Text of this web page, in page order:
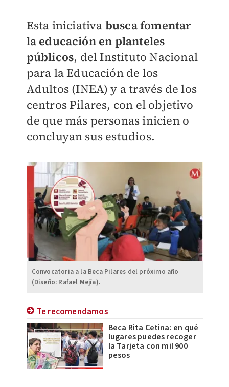
Esta iniciativa busca fomentar
la educación en planteles
públicos, del Instituto Nacional
para la Educación de los
Adultos (INEA) y a través de los
centros Pilares, con el objetivo
de que más personas inicien o
concluyan sus estudios.
Convocatoria a la Beca Pilares del próximo año
(Diseño: Rafael Mejía).
Te recomendamos
Beca Rita Cetina: en qué
lugares puedes recoger
la Tarjeta con mil 900
pesos